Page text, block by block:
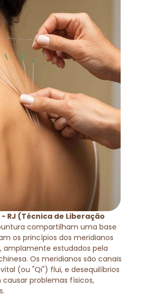
- RJ (Técnica de Liberação
compartilham uma base
os princípios dos meridianos
amplamente estudados pela
Os meridianos são canais
(ou "Qi") flui, e desequilíbrios
problemas físicos,